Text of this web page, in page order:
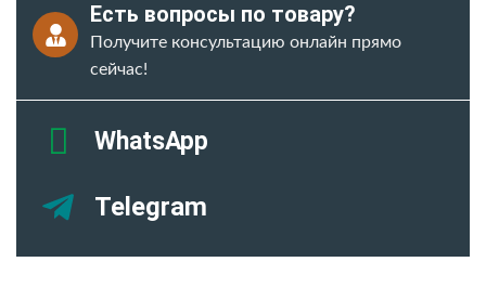
Есть вопросы по товару?
Получите консультацию онлайн прямо
сейчас!
WhatsApp
Telegram